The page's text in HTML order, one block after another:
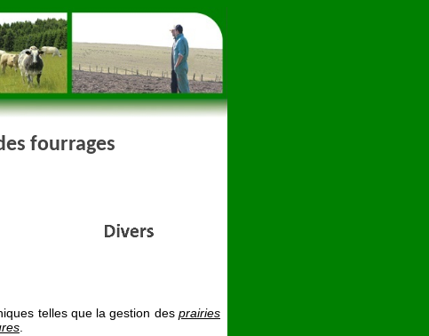
fourrages
telles que la gestion des prairies